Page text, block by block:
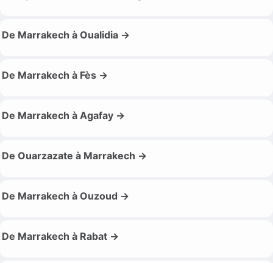
De Marrakech à Oualidia →
De Marrakech à Fès →
De Marrakech à Agafay →
De Ouarzazate à Marrakech →
De Marrakech à Ouzoud →
De Marrakech à Rabat →